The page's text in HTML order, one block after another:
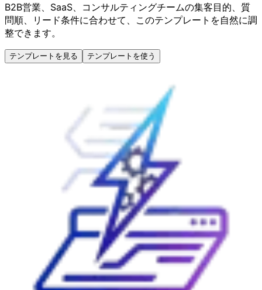
B2B営業、SaaS、コンサルティングチームの集客目的、質
問順、リード条件に合わせて、このテンプレートを自然に調
整できます。
テンプレートを見る テンプレートを使う